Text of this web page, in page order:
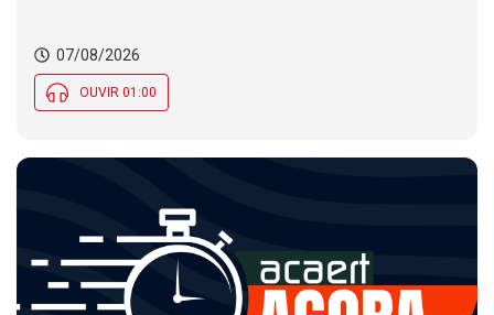
07/08/2026
OUVIR 01:00